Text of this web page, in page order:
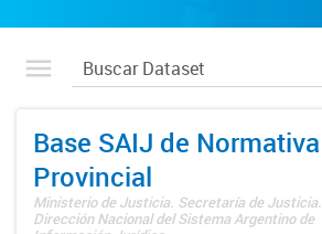
Base SAIJ de Normativa
Provincial
Ministerio de Justicia. Secretaría de Justicia.
Dirección Nacional del Sistema Argentino de